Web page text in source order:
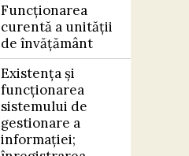
Funcționarea
curentă a unității
de învățământ
Existența și
funcționarea
sistemului de
gestionare a
informației;